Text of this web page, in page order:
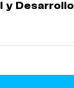
y Desarrollo